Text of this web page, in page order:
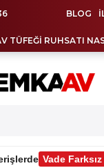
BLOG
TÜFEĞİ RUHSATI
Vade